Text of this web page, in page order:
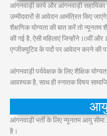
आंगनवाड़ी कार्य और आंगनवाड़ी
उम्मीदवारों से आवेदन आमंत्रित किए
शैक्षणिक योग्यता की बात करें तो न्यूनतम
की गई है, ऐसी महिलाएं जिन्होंने 10वीं और
एग्जीक्यूटिव के पदों पर आवेदन करने की
आंगनवाड़ी पर्यवेक्षक के लिए शैक्षिक
आवश्यक है, साथ ही स्नातक विषय
आयु
आंगनवाड़ी भर्ती के लिए न्यूनतम आयु सीमा
है।